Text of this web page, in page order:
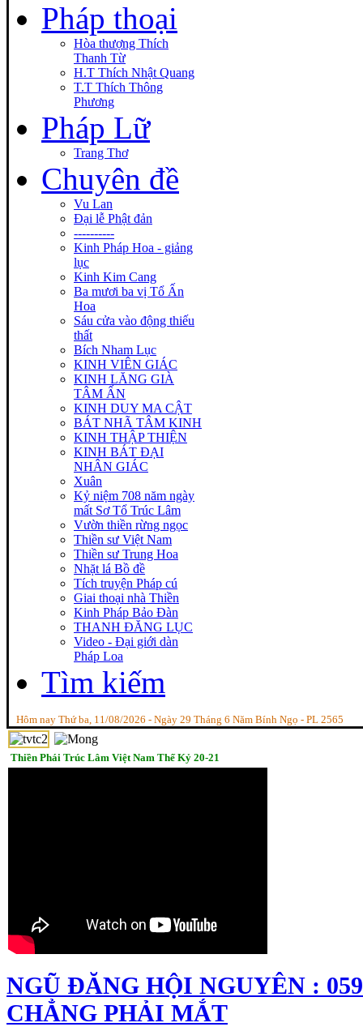
Pháp thoại
Hòa thượng Thích
Thanh Từ
H.T Thích Nhật Quang
T.T Thích Thông
Phương
Pháp Lữ
Trang Thơ
Chuyên đề
Vu Lan
Đại lễ Phật đản
----------
Kinh Pháp Hoa - giảng
lục
Kinh Kim Cang
Ba mươi ba vị Tổ Ấn
Hoa
Sáu cửa vào động thiếu
thất
Bích Nham Lục
KINH VIÊN GIÁC
KINH LĂNG GIÀ
TÂM ẤN
KINH DUY MA CẬT
BÁT NHÃ TÂM KINH
KINH THẬP THIỆN
KINH BÁT ĐẠI
NHÂN GIÁC
Xuân
Kỷ niệm 708 năm ngày
mất Sơ Tổ Trúc Lâm
Vườn thiền rừng ngọc
Thiền sư Việt Nam
Thiền sư Trung Hoa
Nhặt lá Bồ đề
Tích truyện Pháp cú
Giai thoại nhà Thiền
Kinh Pháp Bảo Đàn
THANH ĐĂNG LỤC
Video - Đại giới dàn
Pháp Loa
Tìm kiếm
Hôm nay Thứ ba, 11/08/2026 - Ngày 29 Tháng 6 Năm Bính Ngọ - PL 2565
Thiền Phái Trúc Lâm Việt Nam Thế Kỷ 20-21
NGŨ ĐĂNG HỘI NGUYÊN :
CHẲNG PHẢI MẮT